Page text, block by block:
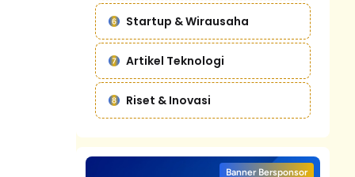
Startup & Wirausaha
Artikel Teknologi
Riset & Inovasi
Banner Bersponsor